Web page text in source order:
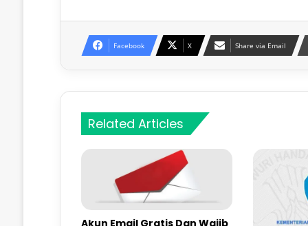
Facebook X Share via Email
Related Articles
Akun Email Gratis Dan Wajib